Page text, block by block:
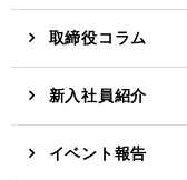
取締役コラム
新入社員紹介
イベント報告